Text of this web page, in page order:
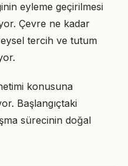
eyleme geçirilmesi
Çevre ne kadar
tercih ve tutum
konusuna
Başlangıçtaki
sürecinin doğal